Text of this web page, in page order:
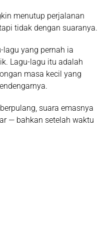
menutup perjalanan
tidak dengan suaranya.
lagu yang pernah ia
Lagu-lagu itu adalah
masa kecil yang
suara emasnya
— bahkan setelah waktu